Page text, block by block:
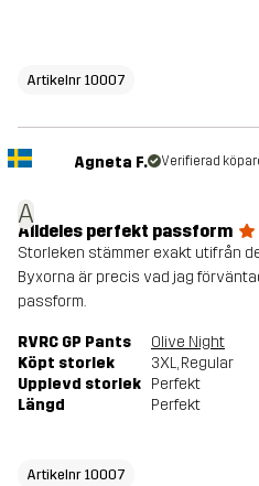
Artikelnr 10007
A
Agneta F. Verifierad
Alldeles perfekt passform
Storleken stämmer exakt utifrån
Byxorna är precis vad jag
passform.
RVRC GP Pants
Olive Night
Köpt storlek
3XL, Regular
Upplevd storlek Perfekt
Längd
Perfekt
Artikelnr 10007